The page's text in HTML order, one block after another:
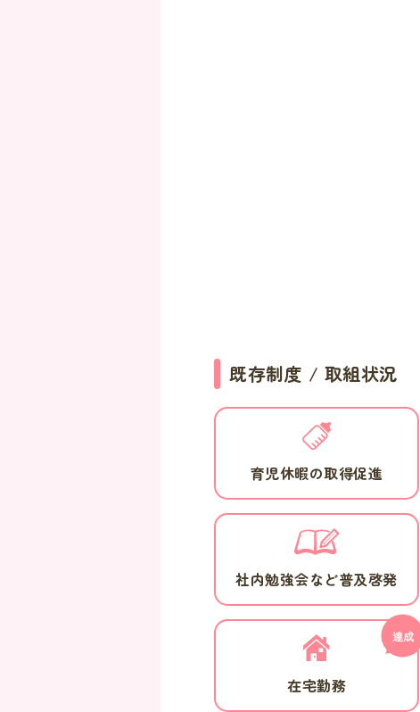
既存制度 / 取組状況
育児休暇の取得促進
社内勉強会など普及啓発
在宅勤務